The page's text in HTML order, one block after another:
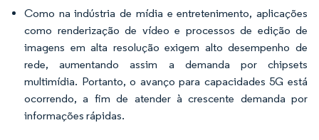
Como na indústria de mídia e entretenimento, aplicações
como renderização de vídeo e processos de edição de
imagens em alta resolução exigem alto desempenho de
rede, aumentando assim a demanda por chipsets
multimídia. Portanto, o avanço para capacidades 5G está
ocorrendo, a fim de atender à crescente demanda por
informações rápidas.